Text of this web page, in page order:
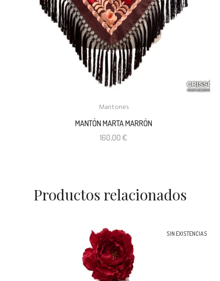
Mantones
MANTÓN MARTA MARRÓN
160,00 €
Productos relacionados
SIN EXISTENCIAS